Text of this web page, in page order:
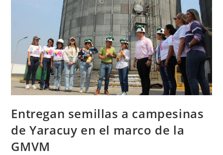
Entregan semillas a campesinas
de Yaracuy en el marco de la
GMVM